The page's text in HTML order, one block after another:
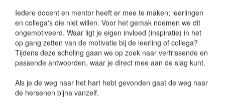
Iedere docent en mentor heeft er mee te maken; leerlingen
en collega's die niet willen. Voor het gemak noemen we dit
ongemotiveerd. Waar ligt je eigen invloed (inspiratie) in het
op gang zetten van de motivatie bij de leerling of collega?
Tijdens deze scholing gaan we op zoek naar verfrissende en
passende antwoorden, waar je direct mee aan de slag kunt.
Als je de weg naar het hart hebt gevonden gaat de weg naar
de hersenen bijna vanzelf.